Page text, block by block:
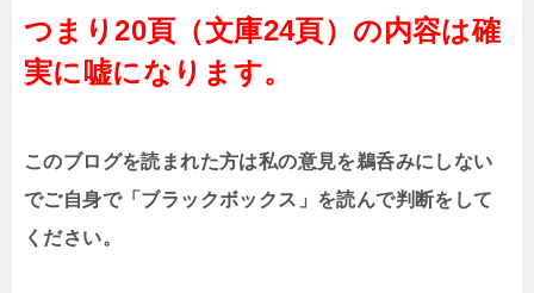
つまり20頁（文庫24頁）の内容は確
実に嘘になります。
このブログを読まれた方は私の意見を鵜呑みにしない
でご自身で「ブラックボックス」を読んで判断をして
ください。